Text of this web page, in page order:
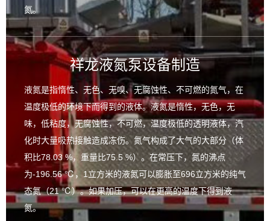
氮。
祥龙液氮泵设备制造
液氮是指惰性、无色、无嗅、无腐蚀性、不可燃的氮气，在
温度极低的环境下而得到的液体。液氮是惰性，无色，无
味，低粘度，无腐蚀性，不可燃，温度极低的透明液体，汽
化时大量吸热接触造成冻伤。氮气构成了大气的大部分（体
积比78.03 %，重量比75.5 %）。在常压下，氮的沸点
为-196.56 ℃，1立方米的液氮可以膨胀至696立方米的纯气
态氮（21 ℃）。如果加压，可以在更高的温度下得到液
氮。